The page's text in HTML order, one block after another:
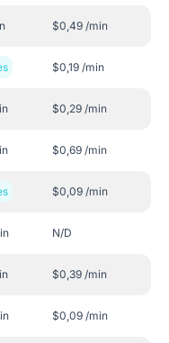
$0,49 /min
$0,19 /min
$0,29 /min
$0,69 /min
$0,09 /min
N/D
$0,39 /min
$0,09 /min